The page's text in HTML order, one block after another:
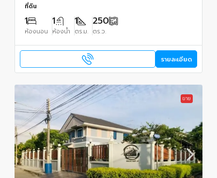
ที่ดิน
1
ห้องนอน
1
ห้องน้ำ
1
ตร.ม.
250
ตร.ว.
รายละเอียด
ขาย